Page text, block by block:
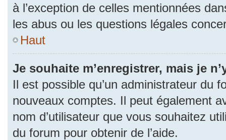
à l’exception de celles mentionnées
les abus ou les questions légales
Haut
Je souhaite m’enregistrer, mais je
Il est possible qu’un administrateur du
nouveaux comptes. Il peut également
nom d’utilisateur que vous souhaitez
du forum pour obtenir de l’aide.